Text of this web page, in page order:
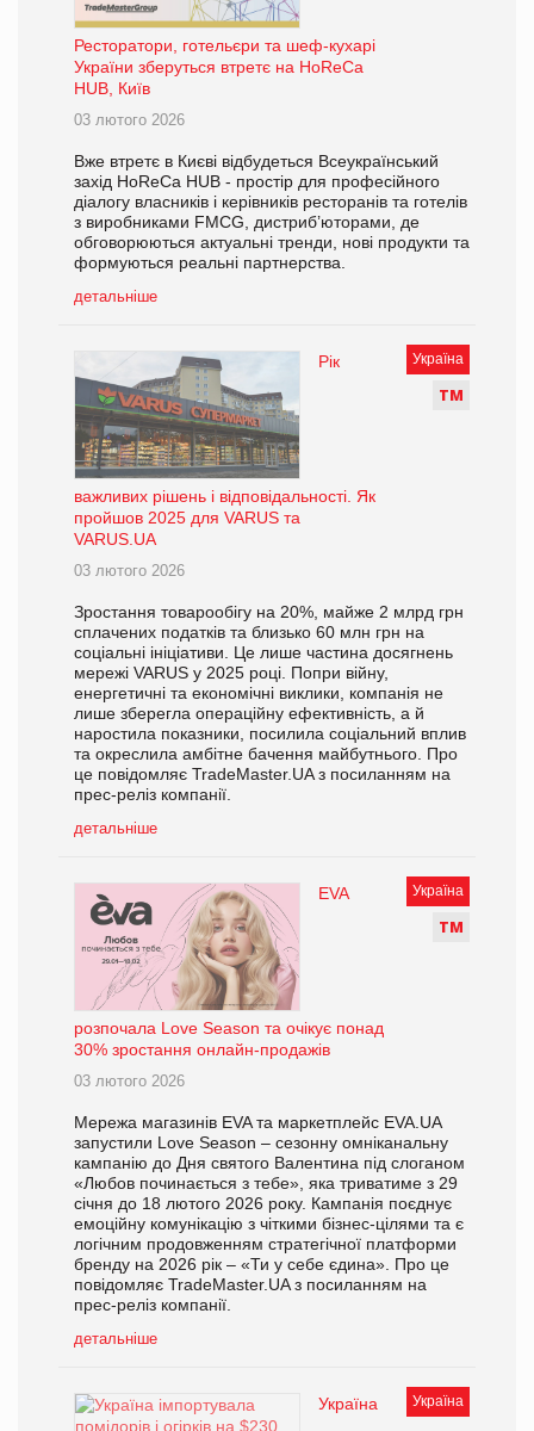
Ресторатори, готельєри та шеф-кухарі
України зберуться втретє на HoReCa
HUB, Київ
03 лютого 2026
Вже втретє в Києві відбудеться Всеукраїнський
захід HoReCa HUB - простір для професійного
діалогу власників і керівників ресторанів та готелів
з виробниками FMCG, дистриб’юторами, де
обговорюються актуальні тренди, нові продукти та
формуються реальні партнерства.
детальніше
Україна
ТМ
Рік
важливих рішень і відповідальності. Як
пройшов 2025 для VARUS та
VARUS.UA
03 лютого 2026
Зростання товарообігу на 20%, майже 2 млрд грн
сплачених податків та близько 60 млн грн на
соціальні ініціативи. Це лише частина досягнень
мережі VARUS у 2025 році. Попри війну,
енергетичні та економічні виклики, компанія не
лише зберегла операційну ефективність, а й
наростила показники, посилила соціальний вплив
та окреслила амбітне бачення майбутнього. Про
це повідомляє TradeMaster.UA з посиланням на
прес-реліз компанії.
детальніше
Україна
ТМ
EVA
розпочала Love Season та очікує понад
30% зростання онлайн-продажів
03 лютого 2026
Мережа магазинів EVA та маркетплейс EVA.UA
запустили Love Season – сезонну омніканальну
кампанію до Дня святого Валентина під слоганом
«Любов починається з тебе», яка триватиме з 29
січня до 18 лютого 2026 року. Кампанія поєднує
емоційну комунікацію з чіткими бізнес-цілями та є
логічним продовженням стратегічної платформи
бренду на 2026 рік – «Ти у себе єдина». Про це
повідомляє TradeMaster.UA з посиланням на
прес-реліз компанії.
детальніше
Україна
Україна